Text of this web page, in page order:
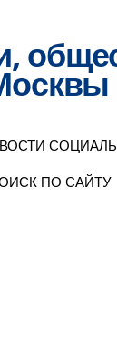
ПО САЙТУ